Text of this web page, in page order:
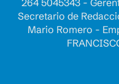
264 5045343 -
Secretario de
Mario Romero -